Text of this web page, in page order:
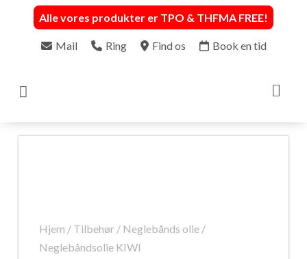
Alle vores produkter er TPO & THFMA FREE!
Mail Ring Find os Book en tid

Hjem / Tilbehør/ Neglebånds olie/
Neglebåndsolie KIWI